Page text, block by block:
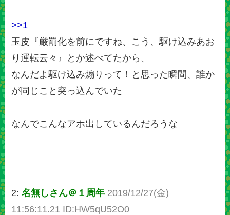
>>1
玉皮『厳罰化を前にですね、こう、駆け込みあお
り運転云々』とか述べてたから、
なんだよ駆け込み煽りって！と思った瞬間、誰か
が同じこと突っ込んでいた
なんでこんなアホ出しているんだろうな
2:名無しさん＠１周年 2019/12/27(金)
11:56:11.21 ID:HW5qU52O0